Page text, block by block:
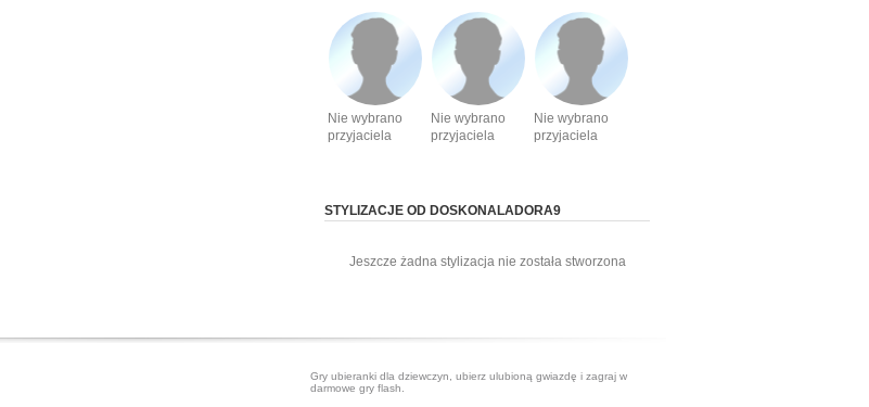
Nie wybrano
przyjaciela
Nie wybrano
przyjaciela
Nie wybrano
przyjaciela
STYLIZACJE OD DOSKONALADORA9
Jeszcze żadna stylizacja nie została stworzona
Gry ubieranki dla dziewczyn, ubierz ulubioną gwiazdę i zagraj w
darmowe gry flash.